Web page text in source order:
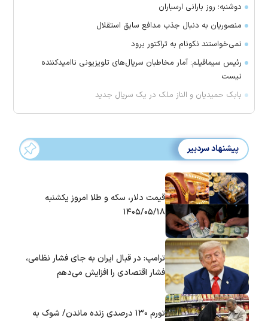
دوشنبه؛ روز بارانی ارسباران
منصوریان به دنبال جذب مدافع سابق استقلال
‌نمی‌خواستند نکونام به تراکتور برود
رئیس سیمافیلم: آمار مخاطبان سریال‌های تلویزیونی ناامیدکننده
نیست
بابک حمیدیان و الناز ملک در یک سریال جدید
پیشنهاد سردبیر
قیمت دلار، سکه و طلا امروز یکشنبه
۱۴۰۵/۰۵/۱۸
ترامپ: در قبال ایران به جای فشار نظامی،
فشار اقتصادی را افزایش می‌دهم
تورم ۱۳۰ درصدی زنده ماندن/ شوک به